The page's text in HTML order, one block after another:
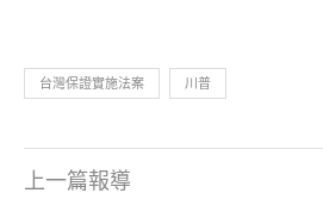
台灣保證實施法案 川普
上一篇報導